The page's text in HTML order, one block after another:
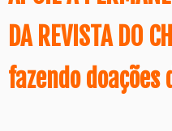
DA REVISTA DO
fazendo